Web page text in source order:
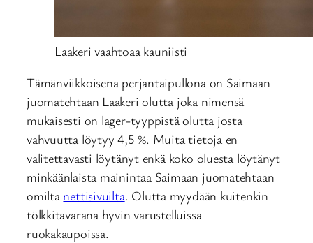
Laakeri vaahtoaa kauniisti
Tämänviikkoisena perjantaipullona on Saimaan
juomatehtaan Laakeri olutta joka nimensä
mukaisesti on lager-tyyppistä olutta josta
vahvuutta löytyy 4,5 %. Muita tietoja en
valitettavasti löytänyt enkä koko oluesta löytänyt
minkäänlaista mainintaa Saimaan juomatehtaan
omilta nettisivuilta. Olutta myydään kuitenkin
tölkkitavarana hyvin varustelluissa
ruokakaupoissa.